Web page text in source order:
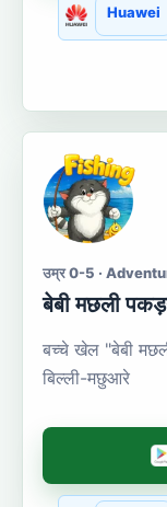
Huawei
उम्र 0-5 ·
बेबी मछली
बच्चे खेल "बेबी
बिल्ली-मछुआरे